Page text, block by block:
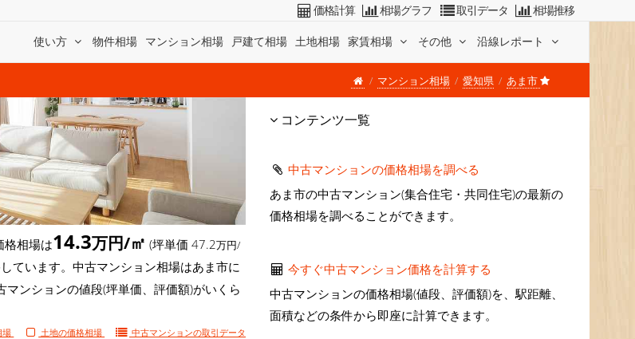
使い方 物件相場 マンション相場 戸建て相場 土地相場 家賃相場 その他 沿線レポート
価格計算 相場グラフ 取引データ 相場推移
マンション相場 愛知県 あま市
格相場は14.3万円/㎡ (坪単価 47.2万円/
ています。中古マンション相場はあま市に
ンションの値段(坪単価、評価額)がいくら
場 土地の価格相場 中古マンションの取引データ
コンテンツ一覧
中古マンションの価格相場を調べる
あま市の中古マンション(集合住宅・共同住宅)の最新の
価格相場を調べることができます。
今すぐ中古マンション価格を計算する
中古マンションの価格相場(値段、評価額)を、駅距離、
面積などの条件から即座に計算できます。